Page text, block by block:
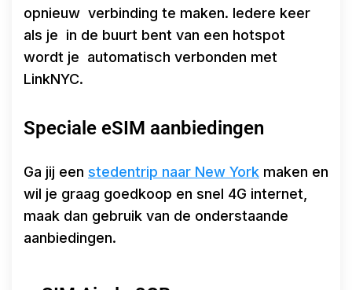
opnieuw verbinding te maken. Iedere keer
als je in de buurt bent van een hotspot
wordt je automatisch verbonden met
LinkNYC.
Speciale eSIM aanbiedingen
Ga jij een stedentrip naar New York maken en
wil je graag goedkoop en snel 4G internet,
maak dan gebruik van de onderstaande
aanbiedingen.